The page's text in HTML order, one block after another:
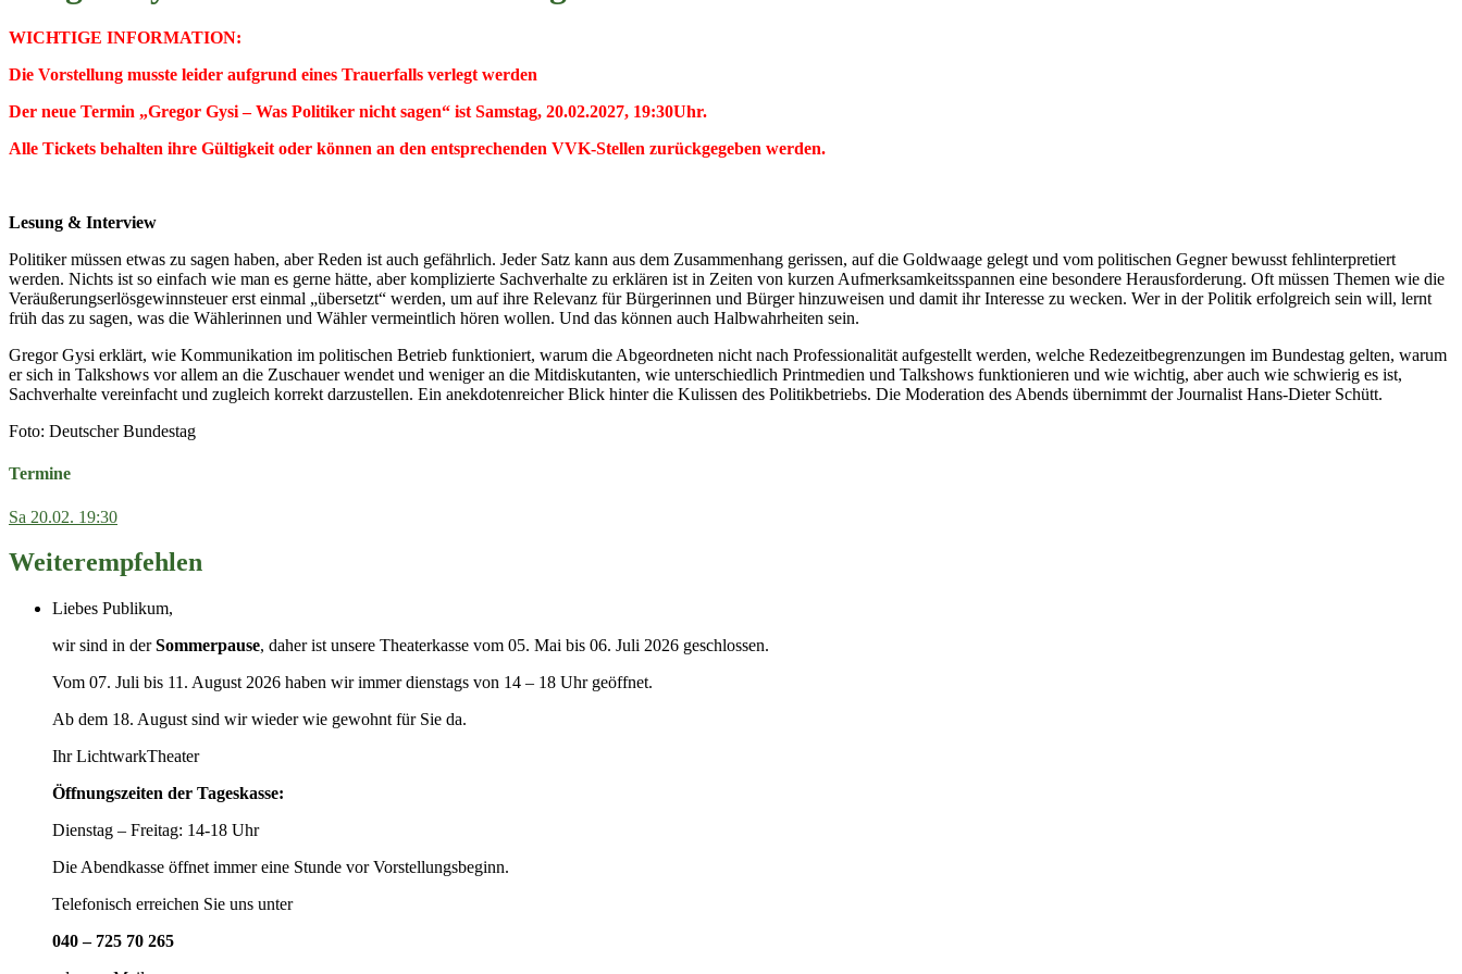
WICHTIGE INFORMATION:
Die Vorstellung musste leider aufgrund eines Trauerfalls verlegt werden
Der neue Termin „Gregor Gysi – Was Politiker nicht sagen“ ist Samstag, 20.02.2027, 19:30Uhr.
Alle Tickets behalten ihre Gültigkeit oder können an den entsprechenden VVK-Stellen zurückgegeben werden.
Lesung & Interview
Politiker müssen etwas zu sagen haben, aber Reden ist auch gefährlich. Jeder Satz kann aus dem Zusammenhang gerissen, auf die Goldwaage gelegt und vom politischen Gegner bewusst fehlinterpretiert
werden. Nichts ist so einfach wie man es gerne hätte, aber komplizierte Sachverhalte zu erklären ist in Zeiten von kurzen Aufmerksamkeitsspannen eine besondere Herausforderung. Oft müssen Themen wie die
Veräußerungserlösgewinnsteuer erst einmal „übersetzt“ werden, um auf ihre Relevanz für Bürgerinnen und Bürger hinzuweisen und damit ihr Interesse zu wecken. Wer in der Politik erfolgreich sein will, lernt
früh das zu sagen, was die Wählerinnen und Wähler vermeintlich hören wollen. Und das können auch Halbwahrheiten sein.
Gregor Gysi erklärt, wie Kommunikation im politischen Betrieb funktioniert, warum die Abgeordneten nicht nach Professionalität aufgestellt werden, welche Redezeitbegrenzungen im Bundestag gelten, warum
er sich in Talkshows vor allem an die Zuschauer wendet und weniger an die Mitdiskutanten, wie unterschiedlich Printmedien und Talkshows funktionieren und wie wichtig, aber auch wie schwierig es ist,
Sachverhalte vereinfacht und zugleich korrekt darzustellen. Ein anekdotenreicher Blick hinter die Kulissen des Politikbetriebs. Die Moderation des Abends übernimmt der Journalist Hans-Dieter Schütt.
Foto: Deutscher Bundestag
Termine
Sa 20.02. 19:30
Weiterempfehlen
Liebes Publikum,
wir sind in derSommerpause, daher ist unsere Theaterkasse vom 05. Mai bis 06. Juli 2026 geschlossen.
Vom 07. Juli bis 11. August 2026 haben wir immer dienstags von 14 – 18 Uhr geöffnet.
Ab dem 18. August sind wir wieder wie gewohnt für Sie da.
Ihr LichtwarkTheater
Öffnungszeiten der Tageskasse:
Dienstag – Freitag: 14-18 Uhr
Die Abendkasse öffnet immer eine Stunde vor Vorstellungsbeginn.
Telefonisch erreichen Sie uns unter
040 – 725 70 265